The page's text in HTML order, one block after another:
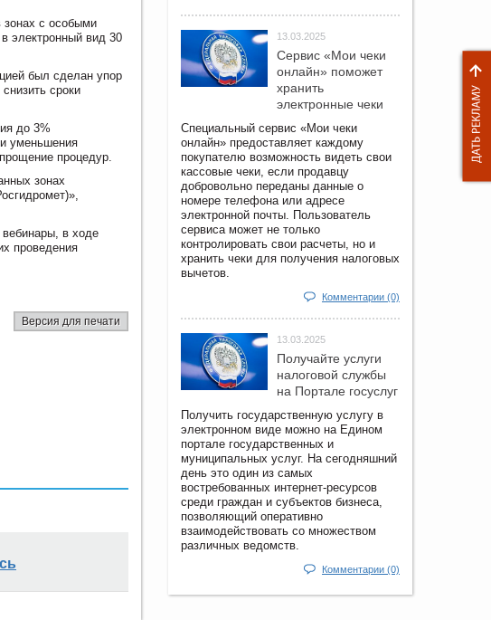
зонах с особыми
электронный вид 30
был сделан упор
сроки
до 3%
уменьшения
процедур.
зонах
вебинары, в ходе
проведения
Версия для печати
13.03.2025
Сервис «Мои чеки
онлайн» поможет
хранить
электронные чеки
Специальный сервис «Мои чеки
онлайн» предоставляет каждому
покупателю возможность видеть свои
кассовые чеки, если продавцу
добровольно переданы данные о
номере телефона или адресе
электронной почты. Пользователь
сервиса может не только
контролировать свои расчеты, но и
хранить чеки для получения налоговых
вычетов.
Комментарии (0)
13.03.2025
Получайте услуги
налоговой службы
на Портале госyслуг
Получить государственную услугу в
электронном виде можно на Едином
портале государственных и
муниципальных услуг. На сегодняшний
день это один из самых
востребованных интернет-ресурсов
среди граждан и субъектов бизнеса,
позволяющий оперативно
взаимодействовать со множеством
различных ведомств.
Комментарии (0)